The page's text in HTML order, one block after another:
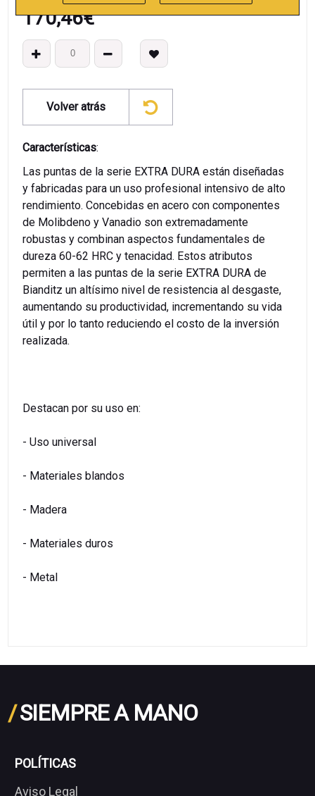
170,46€
Volver atrás
Características:
Las puntas de la serie EXTRA DURA están diseñadas
y fabricadas para un uso profesional intensivo de alto
rendimiento. Concebidas en acero con componentes
de Molibdeno y Vanadio son extremadamente
robustas y combinan aspectos fundamentales de
dureza 60-62 HRC y tenacidad. Estos atributos
permiten a las puntas de la serie EXTRA DURA de
Bianditz un altísimo nivel de resistencia al desgaste,
aumentando su productividad, incrementando su vida
útil y por lo tanto reduciendo el costo de la inversión
realizada.
Destacan por su uso en:
- Uso universal
- Materiales blandos
- Madera
- Materiales duros
- Metal
/SIEMPRE A MANO
POLÍTICAS
Aviso Legal